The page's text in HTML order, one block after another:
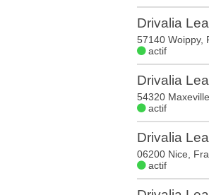
Drivalia
57140 Woippy,
actif
Drivalia
54320
actif
Drivalia
06200 Nice,
actif